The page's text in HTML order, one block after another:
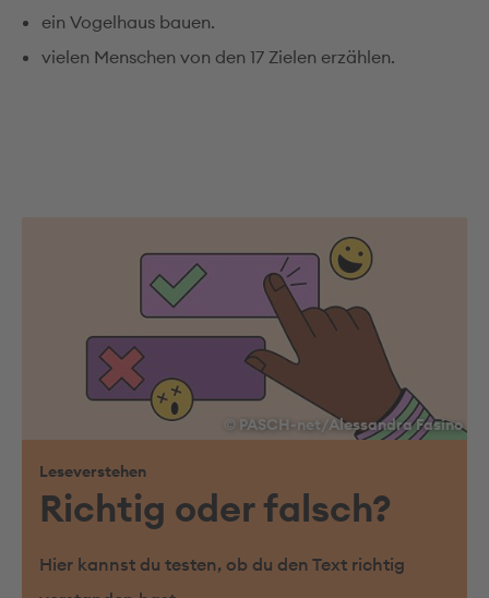
ein Vogelhaus bauen.
vielen Menschen von den 17 Zielen erzählen.
© PASCH-net/Alessandra Fasino
Leseverstehen
Richtig oder falsch?
Hier kannst du testen, ob du den Text richtig